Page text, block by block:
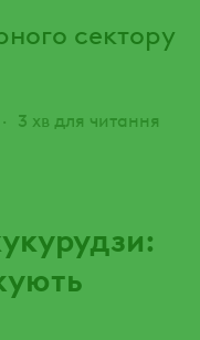
сектору
3 хв для читання